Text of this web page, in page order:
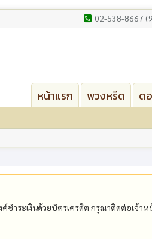
02-538-8667
หน้าแรก พวงหรีด ด
ชำระเงินด้วยบัตรเครดิต กรุณาติดต่อเจ้า